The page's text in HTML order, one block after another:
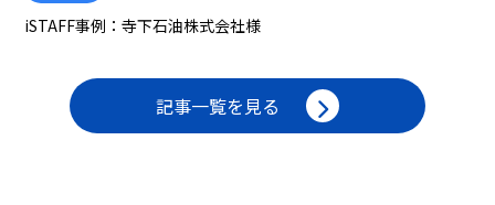
iSTAFF事例：寺下石油株式会社様
記事一覧を見る